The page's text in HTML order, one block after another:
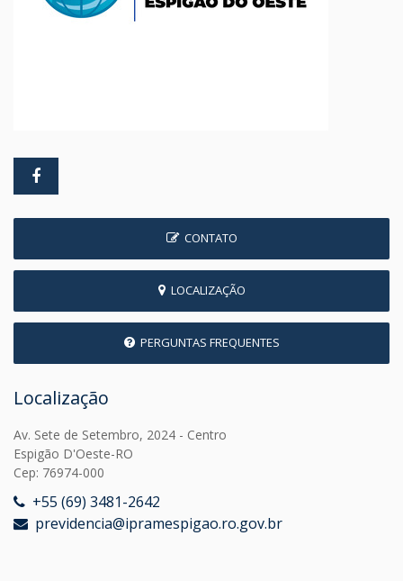
CONTATO
LOCALIZAÇÃO
PERGUNTAS FREQUENTES
Localização
Av. Sete de Setembro, 2024 - Centro
Espigão D'Oeste-RO
Cep: 76974-000
+55 (69) 3481-2642
previdencia@ipramespigao.ro.gov.br